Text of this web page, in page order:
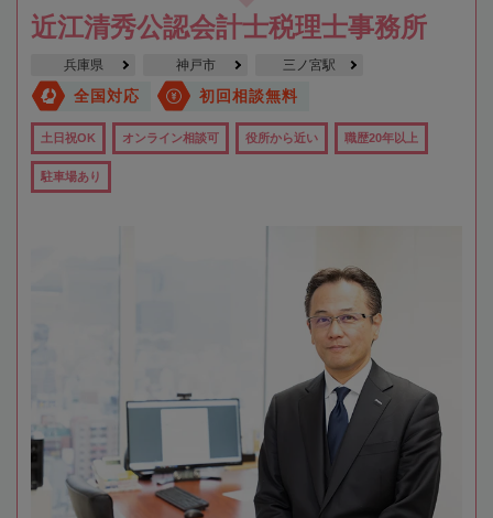
近江清秀公認会計士税理士事務所
兵庫県 神戸市 三ノ宮駅
全国対応 初回相談無料
土日祝OK オンライン相談可 役所から近い 職歴20年以上
駐車場あり